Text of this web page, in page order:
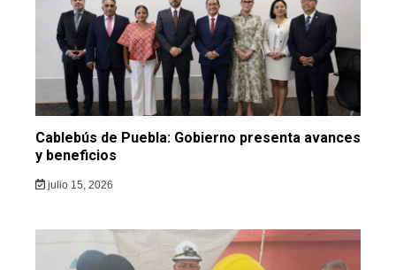
Cablebús de Puebla: Gobierno presenta avances
y beneficios
julio 15, 2026